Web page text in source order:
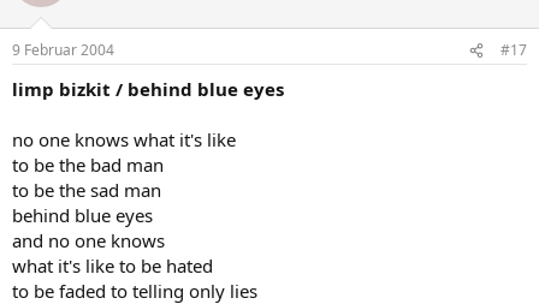
9 Februar 2004 #17
limp bizkit / behind blue eyes
no one knows what it's like
to be the bad man
to be the sad man
behind blue eyes
and no one knows
what it's like to be hated
to be faded to telling only lies